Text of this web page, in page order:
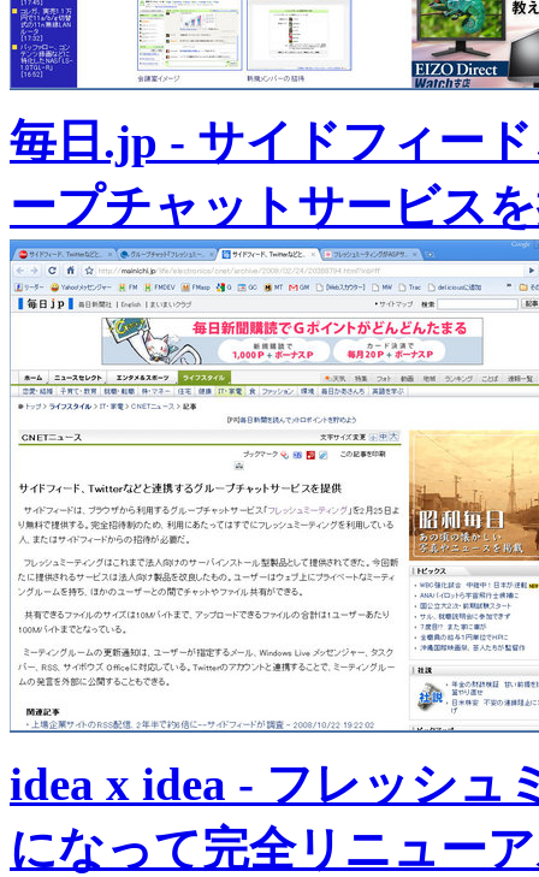
毎日.jp - サイドフィー
ープチャットサービス
idea x idea - フレッシュ
になって完全リニュー